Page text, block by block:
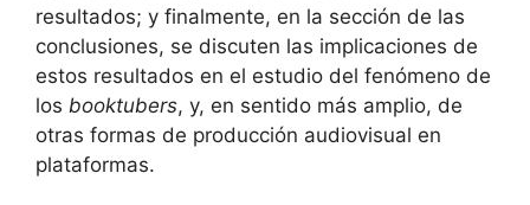
resultados; y finalmente, en la sección de las
conclusiones, se discuten las implicaciones de
estos resultados en el estudio del fenómeno de
los booktubers, y, en sentido más amplio, de
otras formas de producción audiovisual en
plataformas.